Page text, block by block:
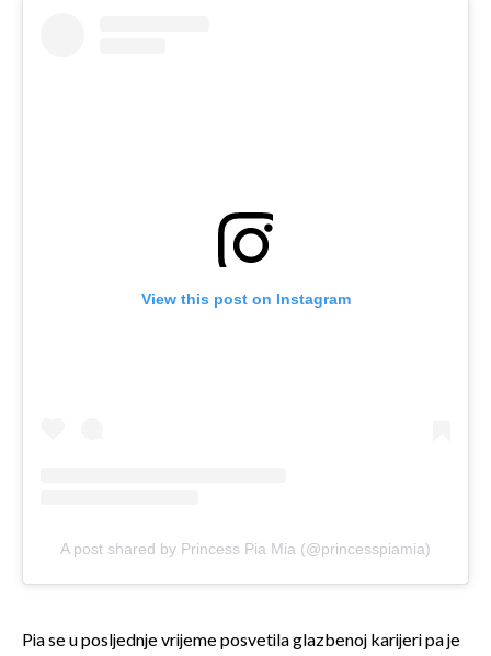
View this post on Instagram
A post shared by Princess Pia Mia (@princesspiamia)
Pia se u posljednje vrijeme posvetila glazbenoj karijeri pa je